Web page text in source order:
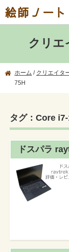
絵師ノート
クリエ
ホーム / クリエイタ
75H
タグ：Core
ドスパラ